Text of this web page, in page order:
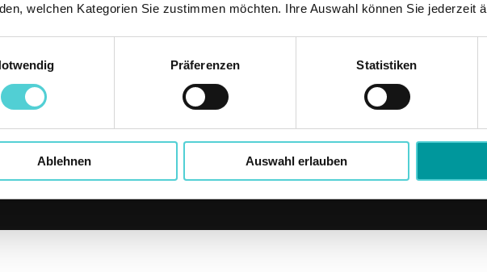
welchen Kategorien Sie zustimmen möchten. Ihre Auswahl können Sie jederzeit
Präferenzen Statistiken
Ablehnen Auswahl erlauben